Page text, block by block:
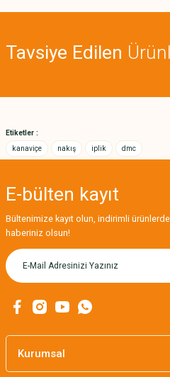
Ürün açıklamasında eksik bilgiler
Tavsiye Edilen
MIKNATISLI İĞNE TUTUCU-BAHAR
Etiketler :
kanaviçe
nakış iplik dmc
E-bülten kayıt
Bültenimize kayıt olun, indirimli
haberiniz olsun!
Kurumsal